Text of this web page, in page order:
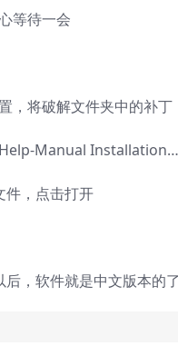
等待一会
，将破解文件夹中的补
Manual Installation…
件，点击打开
后，软件就是中文版本的